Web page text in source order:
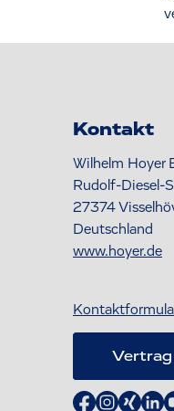
Kontakt
Wilhelm Hoyer
Rudolf-Diesel-
27374
Deutschland
www.hoyer.de